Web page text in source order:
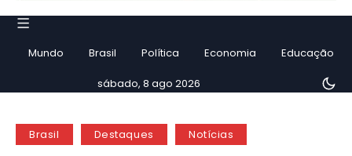
Mundo Brasil Política Economia Educação
sábado, 8 ago 2026
Brasil Destaques Notícias